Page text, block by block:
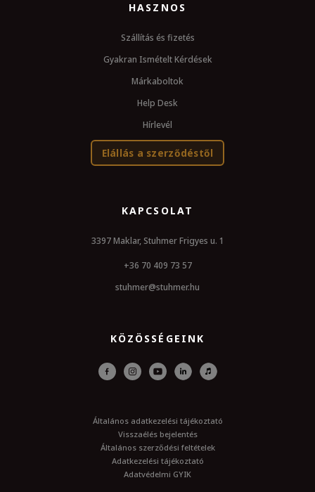
HASZNOS
Szállítás és fizetés
Gyakran Ismételt Kérdések
Márkaboltok
Help Desk
Hírlevél
Elállás a szerződéstől
KAPCSOLAT
3397 Maklar, Stuhmer Frigyes u. 1
+36 70 409 73 57
stuhmer@stuhmer.hu
KÖZÖSSÉGEINK
Általános adatkezelési tájékoztató
Visszaélés bejelentés
Általános szerződési feltételek
Adatkezelési tájékoztató
Adatvédelmi GYIK